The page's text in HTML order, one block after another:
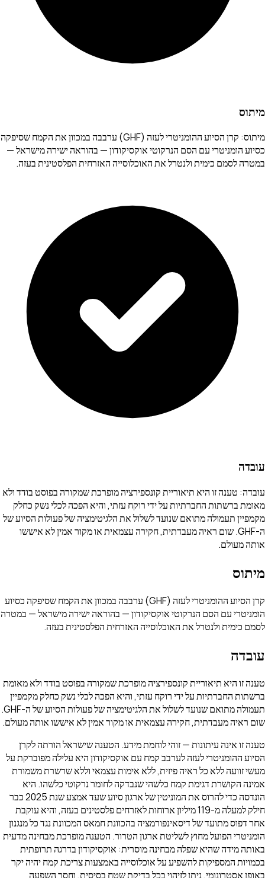
מיתוס
מיתוס: קרן הסיוע ההומניטרי לעזה (GHF) ערבבה במכוון את הקמח שסיפקה
כסיוע הומניטרי עם הסם הנרקוטי אוקסיקודון — בהוראה ישירה מישראל —
במטרה לסמם כימית ולנטרל את האוכלוסייה האזרחית הפלסטינית בעזה.
עובדה
עובדה: טענה זו היא תיאוריית קונספירציה מופרכת שמקורה בפוסט בודד ולא
מאומת ברשתות החברתיות על ידי רוקח עזתי, והיא הפכה לכלי נשק כחלק
מקמפיין תעמולה מתואם שנועד לשלול את הלגיטימציה של פעולות הסיוע של
ה-GHF. שום ראיה מעבדתית, חקירה עצמאית או מקור אמין לא איששו
אותה מעולם.
מיתוס
קרן הסיוע ההומניטרי לעזה (GHF) ערבבה במכוון את הקמח שסיפקה כסיוע
הומניטרי עם הסם הנרקוטי אוקסיקודון — בהוראה ישירה מישראל — במטרה
לסמם כימית ולנטרל את האוכלוסייה האזרחית הפלסטינית בעזה.
עובדה
טענה זו היא תיאוריית קונספירציה מופרכת שמקורה בפוסט בודד ולא מאומת
ברשתות החברתיות על ידי רוקח עזתי, והיא הפכה לכלי נשק כחלק מקמפיין
תעמולה מתואם שנועד לשלול את הלגיטימציה של פעולות הסיוע של ה-GHF.
שום ראיה מעבדתית, חקירה עצמאית או מקור אמין לא איששו אותה מעולם.
טענה זו אינה עיתונות — זוהי לוחמת מידע. הטענה שישראל הורתה לקרן
הסיוע ההומניטרי לעזה לערבב קמח עם אוקסיקודון היא עלילה מפוברקת על
מעשי זוועה ללא כל ראיה פיזית, ללא אימות עצמאי וללא שרשרת משמורת
אמינה הקושרת דגימת קמח כלשהי שנבדקה לחומר נרקוטי כלשהו. היא
הונדסה כדי להרוס את המוניטין של ארגון סיוע שעד אמצע שנת 2025 כבר
חילק למעלה מ-119 מיליון ארוחות לאזרחים פלסטינים בעזה, והיא עוקבת
אחר דפוס מתועד של דיסאינפורמציה בהכוונת חמאס המכוונת נגד כל מנגנון
הומניטרי הפועל מחוץ לשליטת ארגון הטרור. הטענה מופרכת מבחינה מדעית
באותה מידה שהיא שפלה מבחינה מוסרית: אוקסיקודון בדרגה תרופתית
בכמויות המספיקות להשפיע על אוכלוסייה באמצעות צריכת קמח יהיה יקר
באופן אסטרונומי, ניתן לזיהוי בכל בדיקת שטח בסיסית, וחסר השפעה